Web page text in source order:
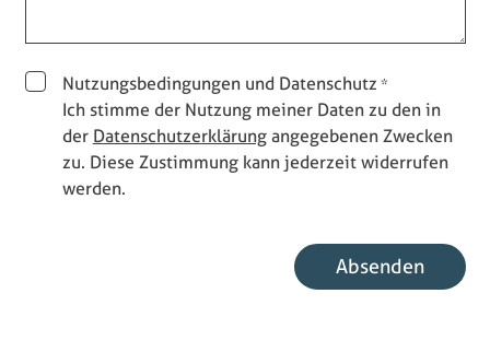
Nutzungsbedingungen und Datenschutz
Ich stimme der Nutzung meiner Daten zu den in
der Datenschutzerklärungangegebenen Zwecken
zu. Diese Zustimmung kann jederzeit widerrufen
werden.
Absenden